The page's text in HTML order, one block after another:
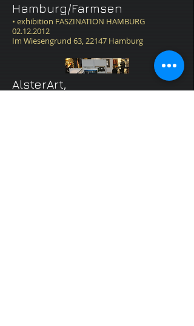
Hamburg/Farmsen
• exhibition FASZINATION HAMBURG
02.12.2012
Im Wiesengrund 63,22147 Hamburg
AlsterArt,
Hamburg/Poppenbüttel